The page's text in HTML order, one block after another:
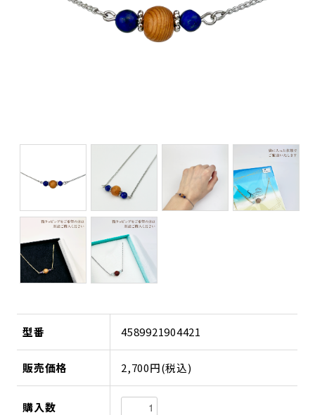
型番 4589921904421
販売価格 2,700円(税込)
購入数